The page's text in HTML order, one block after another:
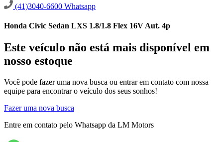
(41)3040-6600 Whatsapp
Honda Civic Sedan LXS 1.8/1.8 Flex 16V Aut. 4p
Este veículo não está mais disponível em
nosso estoque
Você pode fazer uma nova busca ou entrar em contato com nossa
equipe para encontrar o veículo dos seus sonhos!
Fazer uma nova busca
Entre em contato pelo Whatsapp da LM Motors